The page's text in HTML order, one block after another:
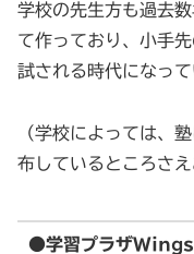
学校の先生方も過去
て作っており、小手
試される時代になって
（学校によっては、
布しているところさえ
●学習プラザWings